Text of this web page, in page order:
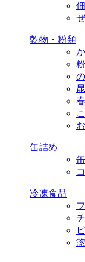
乾物・粉類
缶詰め
冷凍食品